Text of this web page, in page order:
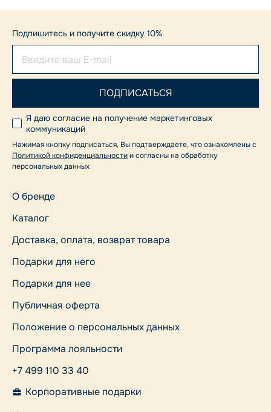
О бренде
Каталог
Доставка, оплата, возврат товара
Подарки для него
Подарки для нее
Публичная оферта
Положение о персональных данных
Программа лояльности
+7 499 110 33 40
Корпоративные подарки
Подпишитесь и получите скидку 10%
Я даю согласие на получение маркетинговых
коммуникаций
Нажимая кнопку подписаться, Вы подтверждаете, что ознакомлены с
Политикой конфиденциальностии согласны на обработку
персональных данных